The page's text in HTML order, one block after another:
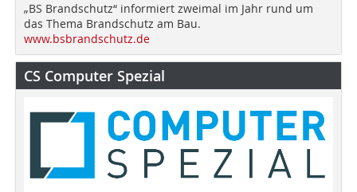
„BS Brandschutz“ informiert zweimal im Jahr rund um
das Thema Brandschutz am Bau.
www.bsbrandschutz.de
CS Computer Spezial